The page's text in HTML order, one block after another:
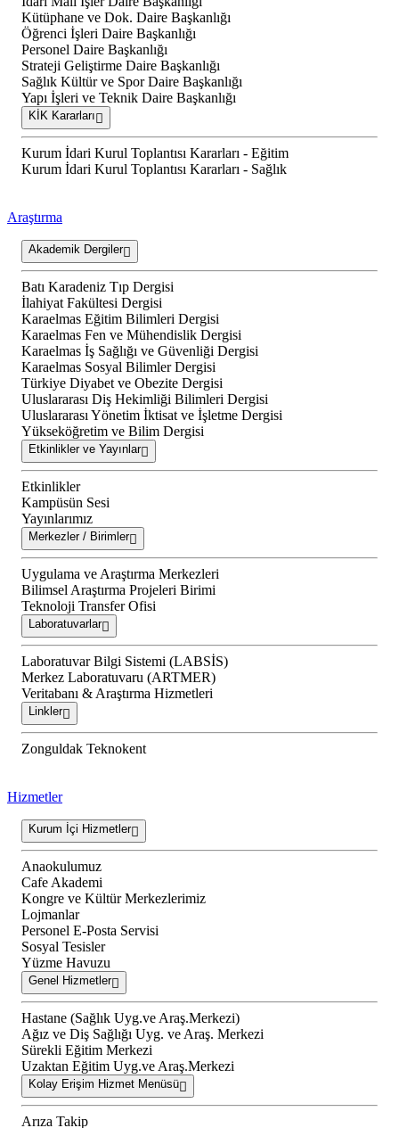
Kütüphane ve Dok. Daire Başkanlığı
Öğrenci İşleri Daire Başkanlığı
Personel Daire Başkanlığı
Strateji Geliştirme Daire Başkanlığı
Sağlık Kültür ve Spor Daire Başkanlığı
Yapı İşleri ve Teknik Daire Başkanlığı
KİK Kararları
Kurum İdari Kurul Toplantısı Kararları - Eğitim
Kurum İdari Kurul Toplantısı Kararları - Sağlık
Araştırma
Akademik Dergiler
Batı Karadeniz Tıp Dergisi
İlahiyat Fakültesi Dergisi
Karaelmas Eğitim Bilimleri Dergisi
Karaelmas Fen ve Mühendislik Dergisi
Karaelmas İş Sağlığı ve Güvenliği Dergisi
Karaelmas Sosyal Bilimler Dergisi
Türkiye Diyabet ve Obezite Dergisi
Uluslararası Diş Hekimliği Bilimleri Dergisi
Uluslararası Yönetim İktisat ve İşletme Dergisi
Yükseköğretim ve Bilim Dergisi
Etkinlikler ve Yayınlar
Etkinlikler
Kampüsün Sesi
Yayınlarımız
Merkezler / Birimler
Uygulama ve Araştırma Merkezleri
Bilimsel Araştırma Projeleri Birimi
Teknoloji Transfer Ofisi
Laboratuvarlar
Laboratuvar Bilgi Sistemi (LABSİS)
Merkez Laboratuvaru (ARTMER)
Veritabanı & Araştırma Hizmetleri
Linkler
Zonguldak Teknokent
Hizmetler
Kurum İçi Hizmetler
Anaokulumuz
Cafe Akademi
Kongre ve Kültür Merkezlerimiz
Lojmanlar
Personel E-Posta Servisi
Sosyal Tesisler
Yüzme Havuzu
Genel Hizmetler
Hastane (Sağlık Uyg.ve Araş.Merkezi)
Ağız ve Diş Sağlığı Uyg. ve Araş. Merkezi
Sürekli Eğitim Merkezi
Uzaktan Eğitim Uyg.ve Araş.Merkezi
Kolay Erişim Hizmet Menüsü
Arıza Takip